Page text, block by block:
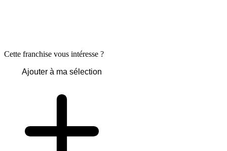
Cette franchise vous intéresse ?
Ajouter à ma sélection